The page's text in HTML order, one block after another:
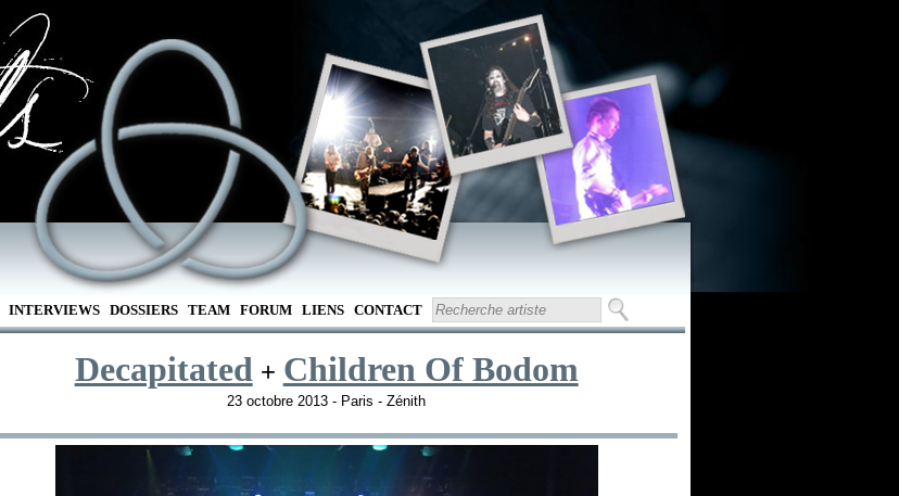
INTERVIEWS DOSSIERS TEAM FORUM LIENS CONTACT
Decapitated + Children Of Bodom
23 octobre 2013 - Paris - Zénith